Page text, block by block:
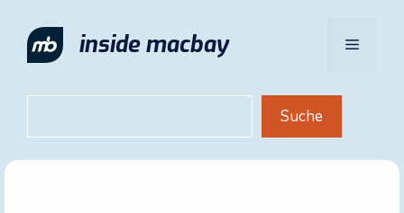
Inhalt
springen
inside macbay Menü
Suche